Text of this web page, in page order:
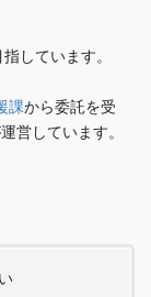
しています。
課から委託を受
営しています。